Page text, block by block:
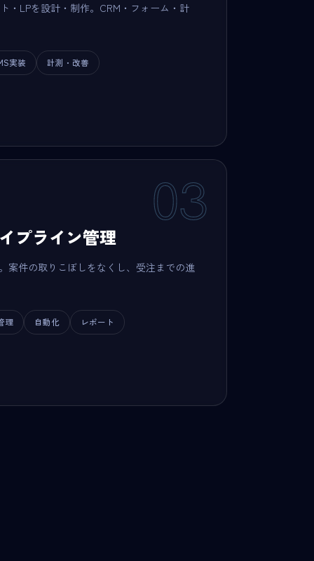
・LPを設計・制作。CRM・フォーム・計
実装 計測・改善
03
プライン管理
案件の取りこぼしをなくし、受注までの進
理 自動化 レポート